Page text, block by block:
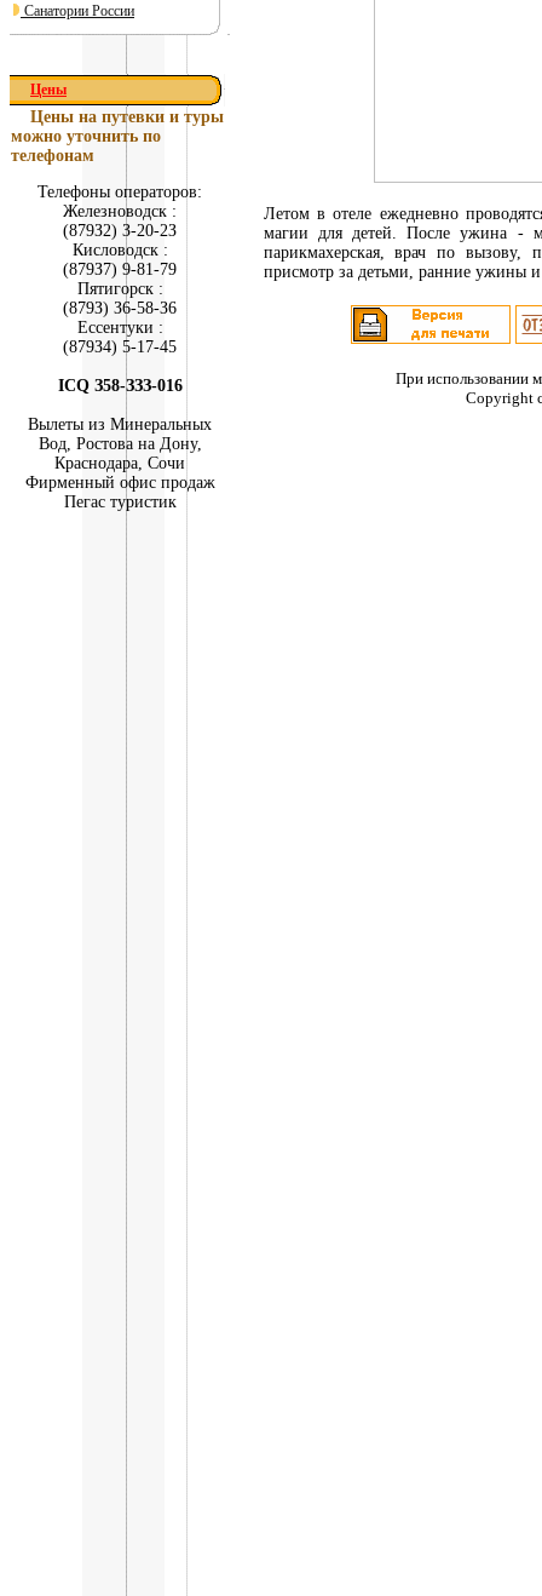
Санатории России
Цены
Цены на путевки и туры
можно уточнить по
телефонам
Телефоны операторов:
Железноводск :
(879З2) З-20-2З
Кисловодск :
(879З7) 9-81-79
Пятигорск :
(879З) З6-58-З6
Ессентуки :
(879З4) 5-17-45
ICQ З58-ЗЗЗ-016
Вылеты из Минеральных
Вод, Ростова на Дону,
Краснодара, Сочи
Фирменный офис продаж
Пегас туристик
Летом в отеле ежедневно
магии для детей. После ужина -
парикмахерская, врач по вызову,
присмотр за детьми, ранние ужины и
При использовании
Copyright